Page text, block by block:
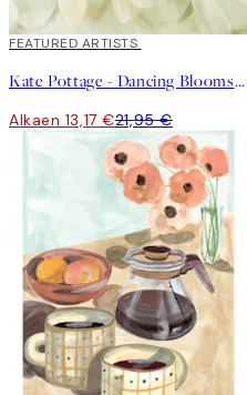
40%*
FEATURED ARTISTS
Kate Pottage - Dancing Blooms Juliste
Alkaen 13,17 €21,95 €